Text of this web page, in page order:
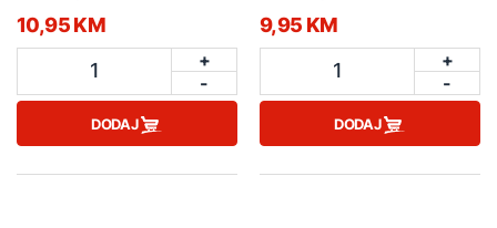
10,95 KM
1
+
-
DODAJ
9,95 KM
1
+
-
DODAJ